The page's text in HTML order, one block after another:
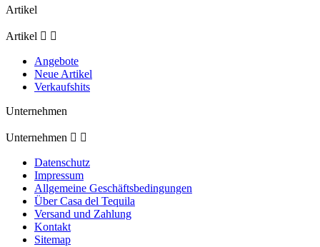
Artikel
Artikel  
Angebote
Neue Artikel
Verkaufshits
Unternehmen
Unternehmen  
Datenschutz
Impressum
Allgemeine Geschäftsbedingungen
Über Casa del Tequila
Versand und Zahlung
Kontakt
Sitemap